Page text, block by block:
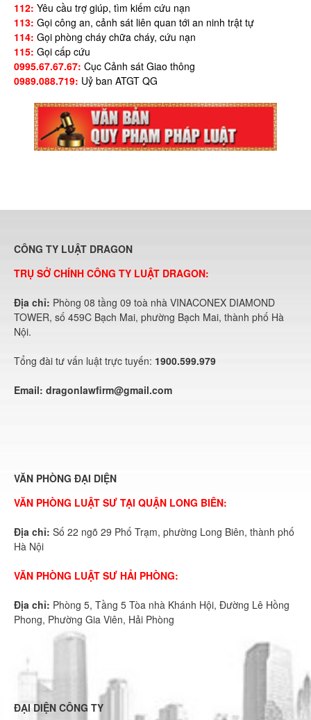
112: Yêu cầu trợ giúp, tìm kiếm cứu nạn
113: Gọi công an, cảnh sát liên quan tới an ninh trật tự
114: Gọi phòng cháy chữa cháy, cứu nạn
115: Gọi cấp cứu
0995.67.67.67: Cục Cảnh sát Giao thông
0989.088.719: Uỷ ban ATGT QG
CÔNG TY LUẬT DRAGON
TRỤ SỞ CHÍNH CÔNG TY LUẬT DRAGON:
Địa chỉ: Phòng 08 tầng 09 toà nhà VINACONEX DIAMOND
TOWER, số 459C Bạch Mai, phường Bạch Mai, thành phố Hà
Nội.
Tổng đài tư vấn luật trực tuyến: 1900.599.979
Email: dragonlawfirm@gmail.com
VĂN PHÒNG ĐẠI DIỆN
VĂN PHÒNG LUẬT SƯ TẠI QUẬN LONG BIÊN:
Địa chỉ: Số 22 ngõ 29 Phố Trạm, phường Long Biên, thành phố
Hà Nội
VĂN PHÒNG LUẬT SƯ HẢI PHÒNG:
Địa chỉ: Phòng 5, Tầng 5 Tòa nhà Khánh Hội, Đường Lê Hồng
Phong, Phường Gia Viên, Hải Phòng
ĐẠI DIỆN CÔNG TY